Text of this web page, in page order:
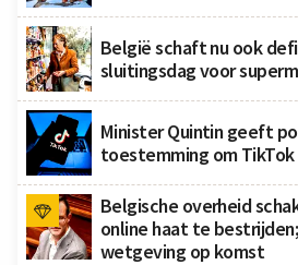
België schaft nu ook
sluitingsdag voor
Minister Quintin geeft
toestemming om
Belgische overheid
online haat te
wetgeving op komst